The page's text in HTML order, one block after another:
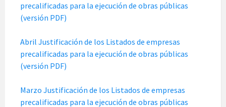
precalificadas para la ejecución de obras públicas
(versión PDF)
Abril Justificación de los Listados de empresas
precalificadas para la ejecución de obras públicas
(versión PDF)
Marzo Justificación de los Listados de empresas
precalificadas para la ejecución de obras públicas